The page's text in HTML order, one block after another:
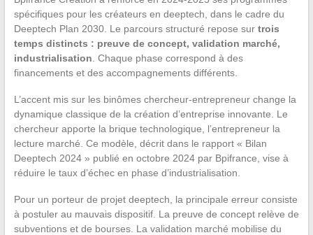
spécifiques pour les créateurs en deeptech, dans le cadre du
Deeptech Plan 2030. Le parcours structuré repose sur trois
temps distincts : preuve de concept, validation marché,
industrialisation. Chaque phase correspond à des
financements et des accompagnements différents.
L’accent mis sur les binômes chercheur-entrepreneur change la
dynamique classique de la création d’entreprise innovante. Le
chercheur apporte la brique technologique, l’entrepreneur la
lecture marché. Ce modèle, décrit dans le rapport « Bilan
Deeptech 2024 » publié en octobre 2024 par Bpifrance, vise à
réduire le taux d’échec en phase d’industrialisation.
Pour un porteur de projet deeptech, la principale erreur consiste
à postuler au mauvais dispositif. La preuve de concept relève de
subventions et de bourses. La validation marché mobilise du